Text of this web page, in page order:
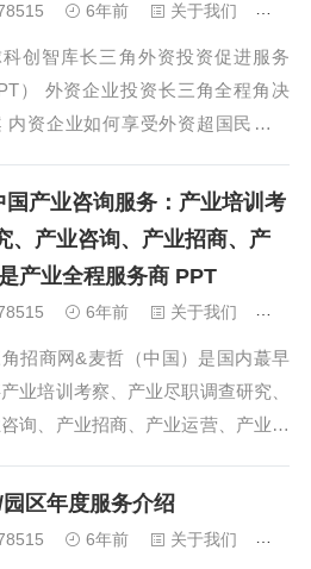
6年前 关于我们
创智库长三角外资投资促进服务
） 外资企业投资长三角全程角决
内资企业如何享受外资超国民待遇
年商务部发布的《商务发展第十
五年规划纲要》中指出，“十一五”期
要逐步形成内外资企业政策一致、公
的市场经济环境。至20...
产业咨询服务：产业培训考
、产业咨询、产业招商、产
产业全程服务商 PPT
6年前 关于我们
招商网&麦哲（中国）是国内蕞早
业培训考察、产业尽职调查研究、
询、产业招商、产业运营、产业投
商，是国内产业全程服务的头部选
区年度服务介绍
6年前 关于我们